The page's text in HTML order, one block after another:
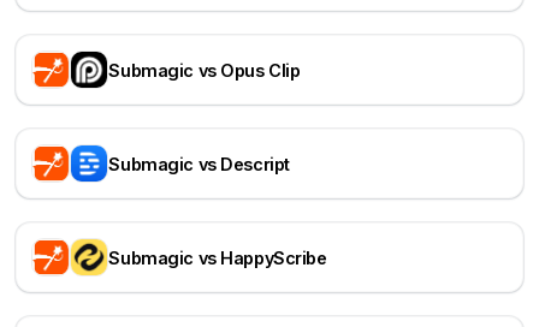
Submagic vs Opus Clip
Submagic vs Descript
Submagic vs HappyScribe